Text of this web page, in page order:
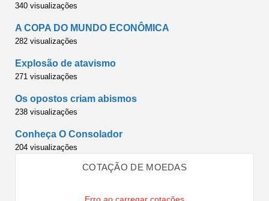
340 visualizações
A COPA DO MUNDO ECONÔMICA
282 visualizações
Explosão de atavismo
271 visualizações
Os opostos criam abismos
238 visualizações
Conheça O Consolador
204 visualizações
COTAÇÃO DE MOEDAS
Erro ao carregar cotações